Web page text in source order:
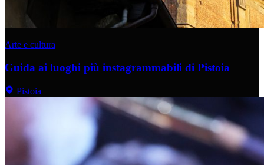
Arte e cultura
Guida ai luoghi più instagrammabili di Pistoia
Pistoia